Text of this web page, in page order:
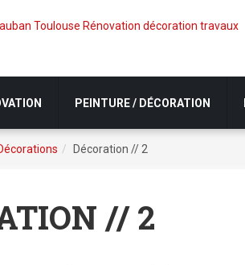
PEINTURE / DÉCORATION
Décoration // 2
// 2